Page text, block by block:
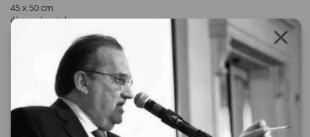
45 x 50 cm
óleo sobre tela
assinatura inf. dir.
2007
Com certificado de autenticidade do artista.
Compartilhar